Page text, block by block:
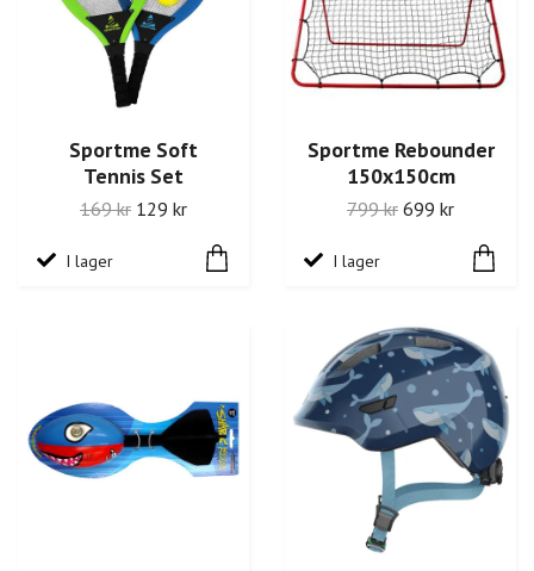
Sportme Soft
Tennis Set
169 kr 129 kr
I lager
Sportme Rebounder
150x150cm
799 kr 699 kr
I lager